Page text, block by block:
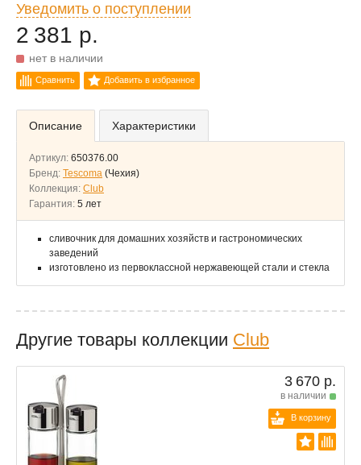
Уведомить о поступлении
2 381 р.
нет в наличии
Сравнить Добавить в избранное
Описание Характеристики
Артикул: 650376.00
Бренд: Tescoma (Чехия)
Коллекция: Club
Гарантия: 5 лет
сливочник для домашних хозяйств и гастрономических
заведений
изготовлено из первоклассной нержавеющей стали и стекла
Другие товары коллекции Club
3 670 р.
в наличии
В корзину